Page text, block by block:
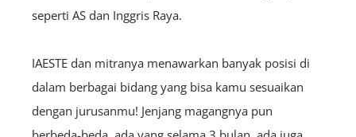
seperti AS dan Inggris Raya.
IAESTE dan mitranya menawarkan banyak posisi di
dalam berbagai bidang yang bisa kamu sesuaikan
dengan jurusanmu! Jenjang magangnya pun